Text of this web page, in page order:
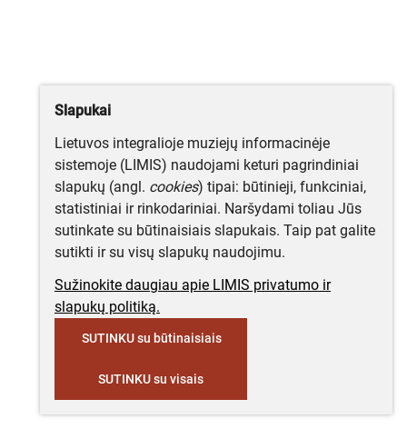
Slapukai
Lietuvos integralioje muziejų informacinėje
sistemoje (LIMIS) naudojami keturi pagrindiniai
slapukų (angl. cookies) tipai: būtinieji, funkciniai,
statistiniai ir rinkodariniai. Naršydami toliau Jūs
sutinkate su būtinaisiais slapukais. Taip pat galite
sutikti ir su visų slapukų naudojimu.
Sužinokite daugiau apie LIMIS privatumo ir
slapukų politiką.
SUTINKU su būtinaisiais
SUTINKU su visais